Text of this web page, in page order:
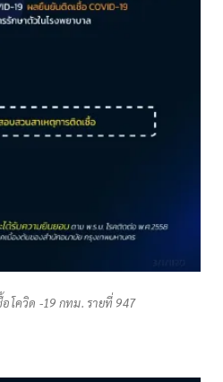
โควิด -19 กทม. รายที่ 947